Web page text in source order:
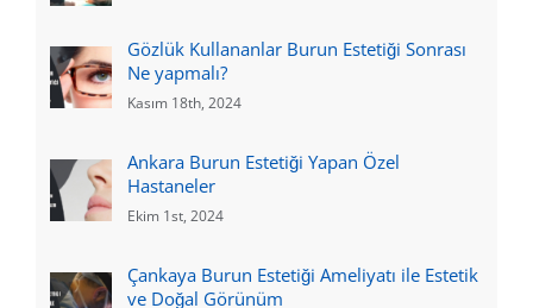
Gözlük Kullananlar Burun Estetiği Sonrası
Ne yapmalı?
Kasım 18th, 2024
Ankara Burun Estetiği Yapan Özel
Hastaneler
Ekim 1st, 2024
Çankaya Burun Estetiği Ameliyatı ile Estetik
ve Doğal Görünüm